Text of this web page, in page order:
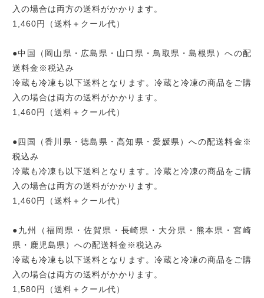
入の場合は両方の送料がかかります。
1,460円（送料＋クール代）
●中国（岡山県・広島県・山口県・鳥取県・島根県）への配
送料金※税込み
冷蔵も冷凍も以下送料となります。冷蔵と冷凍の商品をご購
入の場合は両方の送料がかかります。
1,460円（送料＋クール代）
●四国（香川県・徳島県・高知県・愛媛県）への配送料金※
税込み
冷蔵も冷凍も以下送料となります。冷蔵と冷凍の商品をご購
入の場合は両方の送料がかかります。
1,460円（送料＋クール代）
●九州（福岡県・佐賀県・長崎県・大分県・熊本県・宮崎
県・鹿児島県）への配送料金※税込み
冷蔵も冷凍も以下送料となります。冷蔵と冷凍の商品をご購
入の場合は両方の送料がかかります。
1,580円（送料＋クール代）